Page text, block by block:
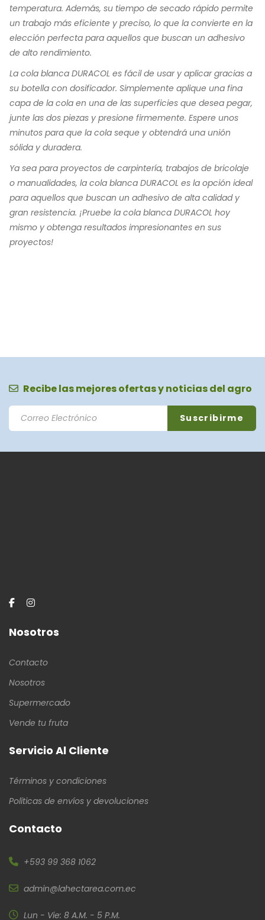
temperatura. Además, su tiempo de secado rápido permite
un trabajo más eficiente y preciso, lo que la convierte en la
elección perfecta para aquellos que buscan un adhesivo
de alto rendimiento.
La cola blanca DURACOL es fácil de usar y aplicar gracias a
su botella con dosificador. Simplemente aplique una fina
capa de la cola en una de las superficies que desea pegar,
junte las dos piezas y presione firmemente. Espere unos
minutos para que la cola seque y obtendrá una unión
sólida y duradera.
Ya sea para proyectos de carpintería, trabajos de bricolaje
o manualidades, la cola blanca DURACOL es la opción ideal
para aquellos que buscan un adhesivo de alta calidad y
gran resistencia. ¡Pruebe la cola blanca DURACOL hoy
mismo y obtenga resultados impresionantes en sus
proyectos!
Recibe las mejores ofertas y noticias del agro
Nosotros
Contacto
Nosotros
Supermercado
Vende tu fruta
Servicio Al Cliente
Términos y condiciones
Políticas de envíos y devoluciones
Contacto
+593 99 368 1062
admin@lahectarea.com.ec
Lun - Vie: 8 A.M. - 5 P.M.